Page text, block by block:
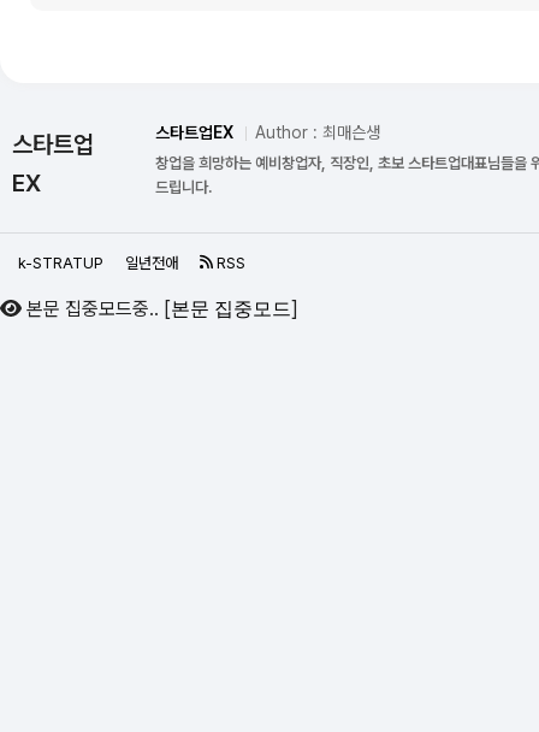
스타트업
EX
스타트업EX Author : 최매슨생
창업을 희망하는 예비창업자, 직장인, 초보 스타트업대표님들을
드립니다.
k-STRATUP 일년전애 RSS
본문 집중모드중.. [본문 집중모드]